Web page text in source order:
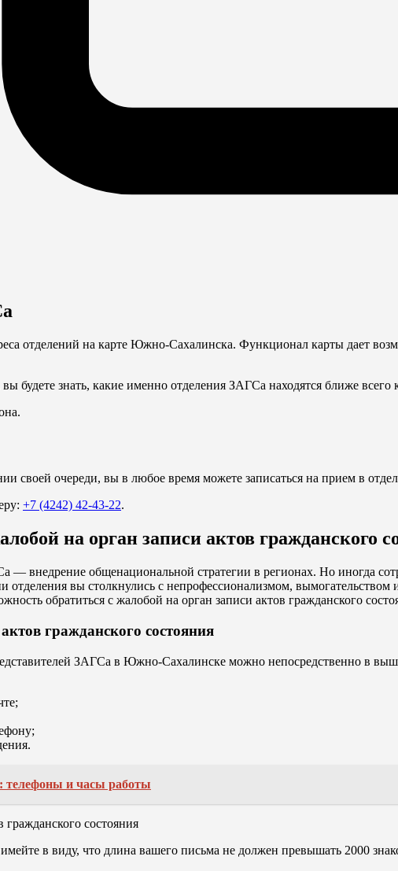
отделений на карте Южно-Сахалинска. Функционал карты дает
будете знать, какие именно отделения ЗАГСа находятся ближе всего
своей очереди, вы в любое время можете записаться на прием в
+7 (4242) 42-43-22.
на орган записи актов гражданского
— внедрение общенациональной стратегии в регионах. Но иногда
вы столкнулись с непрофессионализмом, вымогательством
обратиться с жалобой на орган записи актов гражданского
гражданского состояния
ЗАГСа в Южно-Сахалинске можно непосредственно в
и часы работы
в виду, что длина вашего письма не должен превышать 2000